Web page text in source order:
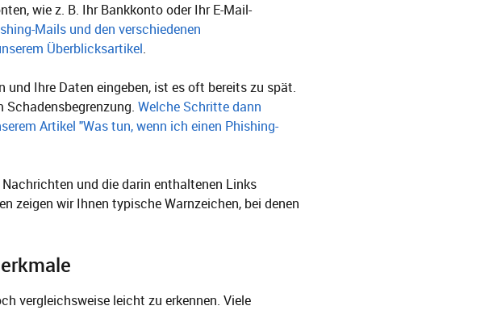
wie z. B. Ihr Bankkonto oder Ihr E-Mail-
Mails und den verschiedenen
Überblicksartikel.
und Ihre Daten eingeben, ist es oft bereits zu spät.
Schadensbegrenzung. Welche Schritte dann
Artikel "Was tun, wenn ich einen Phishing-
und die darin enthaltenen Links
zeigen wir Ihnen typische Warnzeichen, bei denen
vergleichsweise leicht zu erkennen. Viele